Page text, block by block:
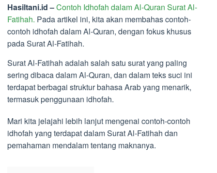
Hasiltani.id –Contoh Idhofah dalam Al-Quran Surat Al-
Fatihah. Pada artikel ini, kita akan membahas contoh-
contoh idhofah dalam Al-Quran, dengan fokus khusus
pada Surat Al-Fatihah.
Surat Al-Fatihah adalah salah satu surat yang paling
sering dibaca dalam Al-Quran, dan dalam teks suci ini
terdapat berbagai struktur bahasa Arab yang menarik,
termasuk penggunaan idhofah.
Mari kita jelajahi lebih lanjut mengenai contoh-contoh
idhofah yang terdapat dalam Surat Al-Fatihah dan
pemahaman mendalam tentang maknanya.